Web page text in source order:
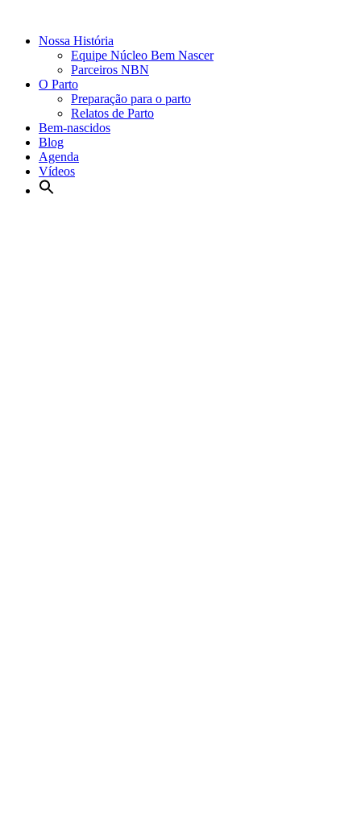
Nossa História
Equipe Núcleo Bem Nascer
Parceiros NBN
O Parto
Preparação para o parto
Relatos de Parto
Bem-nascidos
Blog
Agenda
Vídeos